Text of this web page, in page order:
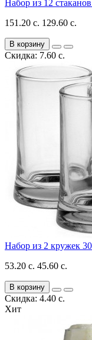
Набор из 12
151.20 с. 129.60 с.
В корзину
Скидка: 7.60 с.
Набор из 2 кружек
53.20 с. 45.60 с.
В корзину
Скидка: 4.40 с.
Хит